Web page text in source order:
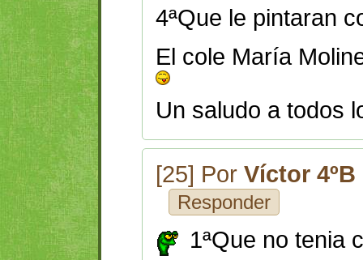
4ªQue le pintaran
El cole María
Un saludo a todos
[25] Por Víctor 4ºB
Responder
1ªQue no tenia